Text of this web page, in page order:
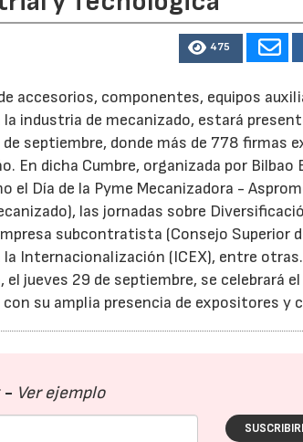
475
accesorios, componentes, equipos
industria de mecanizado, estará
septiembre, donde más de 778 firmas
En dicha Cumbre, organizada por Bilbao
Día de la Pyme Mecanizadora -
las jornadas sobre
subcontratista (Consejo Superior
Internacionalización (ICEX), entre
jueves 29 de septiembre, se celebrará el
su amplia presencia de expositores y
- Ver ejemplo